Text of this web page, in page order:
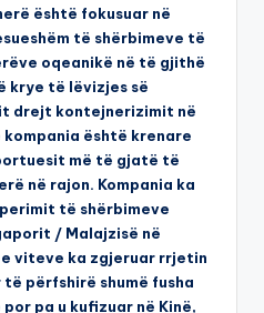
është fokusuar në
të shërbimeve të
oqeanikë në të gjithë
krye të lëvizjes së
drejt kontejnerizimit në
është krenare
më të gjatë të
në rajon. Kompania ka
të shërbimeve
/ Malajzisë në
viteve ka zgjeruar rrjetin
përfshirë shumë fusha
pa u kufizuar në Kinë,